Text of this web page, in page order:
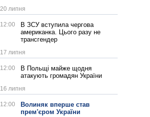
20 липня
12:00
В ЗСУ вступила чергова
американка. Цього разу не
трансгендер
17 липня
12:00
В Польщі майже щодня
атакують громадян України
16 липня
12:00
Волиняк вперше став
прем'єром України